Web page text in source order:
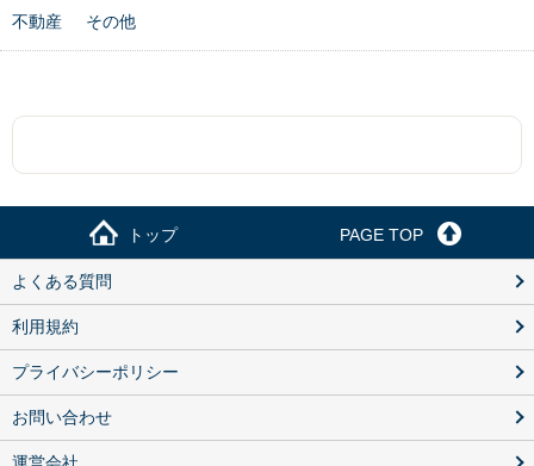
不動産
その他
トップ PAGE TOP
よくある質問
利用規約
プライバシーポリシー
お問い合わせ
運営会社